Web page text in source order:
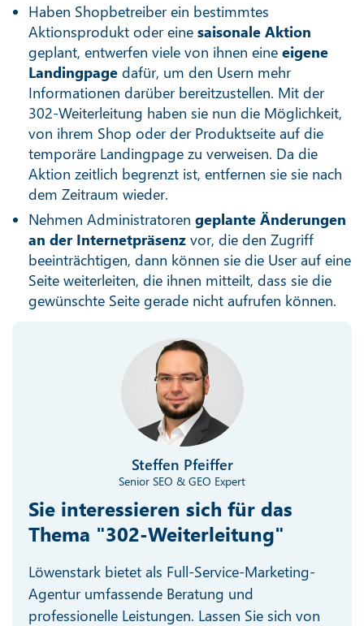
Haben Shopbetreiber ein bestimmtes
Aktionsprodukt oder eine saisonale Aktion
geplant, entwerfen viele von ihnen eine eigene
Landingpage dafür, um den Usern mehr
Informationen darüber bereitzustellen. Mit der
302-Weiterleitung haben sie nun die Möglichkeit,
von ihrem Shop oder der Produktseite auf die
temporäre Landingpage zu verweisen. Da die
Aktion zeitlich begrenzt ist, entfernen sie sie nach
dem Zeitraum wieder.
Nehmen Administratoren geplante Änderungen
an der Internetpräsenz vor, die den Zugriff
beeinträchtigen, dann können sie die User auf eine
Seite weiterleiten, die ihnen mitteilt, dass sie die
gewünschte Seite gerade nicht aufrufen können.
Steffen Pfeiffer
Senior SEO & GEO Expert
Sie interessieren sich für das
Thema "302-Weiterleitung"
Löwenstark bietet als Full-Service-Marketing-
Agentur umfassende Beratung und
professionelle Leistungen. Lassen Sie sich von